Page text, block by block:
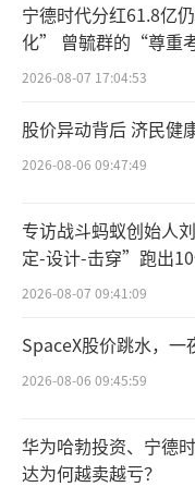
花旗表示，
得益于竞争格局
节性利好因素，
(UE)将于第二季
利润率保持稳定
第二季重返盈利
在业绩发布
涨6.54%报收
涨1.65%。今日
讯涨超10%，蔚
涨超5%，多只
头共振"效应。
宁德时代分红61.8亿
化” 曾毓群的“尊重
2026-08-07 17:04:53
股价异动背后 济民健
2026-08-06 09:47:49
专访战斗蚂蚁创始人
定-设计-击穿”跑出
2026-08-07 09:41:09
SpaceX股价跳水，一
2026-08-06 09:45:59
华为哈勃投资、宁德
达为何越卖越亏？